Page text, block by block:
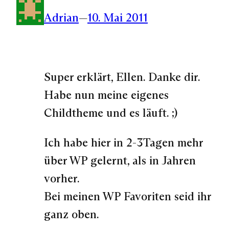
Adrian—10. Mai 2011
Super erklärt, Ellen. Danke dir.
Habe nun meine eigenes
Childtheme und es läuft. ;)
Ich habe hier in 2-3Tagen mehr
über WP gelernt, als in Jahren
vorher.
Bei meinen WP Favoriten seid ihr
ganz oben.